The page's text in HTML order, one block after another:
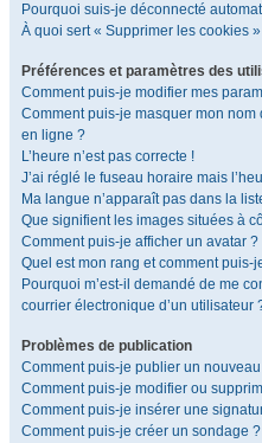
Pourquoi suis-je déconnecté
À quoi sert « Supprimer les cookies
Préférences et paramètres des
Comment puis-je modifier mes
Comment puis-je masquer mon nom
en ligne ?
L’heure n’est pas correcte !
J’ai réglé le fuseau horaire mais
Ma langue n’apparaît pas dans la
Que signifient les images situées à
Comment puis-je afficher un avatar ?
Quel est mon rang et comment puis-
Pourquoi m’est-il demandé de me
courrier électronique d’un utilisateur
Problèmes de publication
Comment puis-je publier un
Comment puis-je modifier ou
Comment puis-je insérer une
Comment puis-je créer un sondage ?